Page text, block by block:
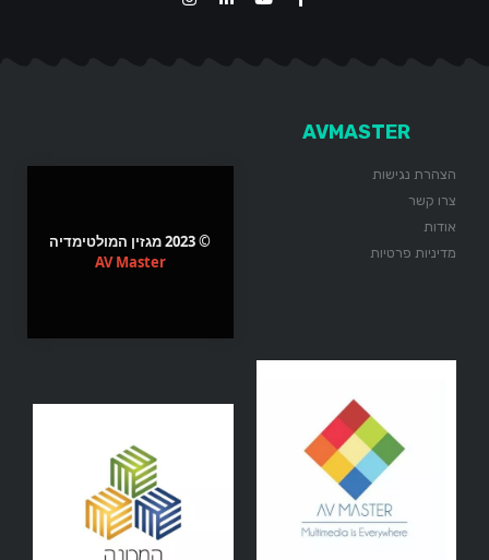
AVMASTER
הצהרת נגישות
צרו קשר
אודות
מדיניות פרטיות
© 2023 מגזין המולטימדיה
AV Master